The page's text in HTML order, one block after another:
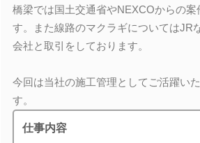
橋梁では国土交通省やNEXCOからの案
す。また線路のマクラギについてはJR
会社と取引をしております。
今回は当社の施工管理としてご活躍い
す。
仕事内容